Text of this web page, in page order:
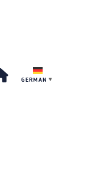
GERMAN ▼